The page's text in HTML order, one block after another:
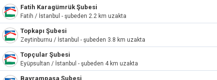
Fatih Karagümrük Şubesi
Fatih / İstanbul - şubeden 2.2 km uzakta
Topkapı Şubesi
Zeytinburnu / İstanbul - şubeden 3.8 km uzakta
Topçular Şubesi
Eyüpsultan / İstanbul - şubeden 4 km uzakta
Bayrampaşa Şubesi